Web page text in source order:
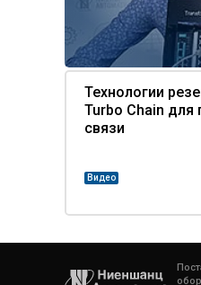
Технологии
Turbo Chain
связи
Видео